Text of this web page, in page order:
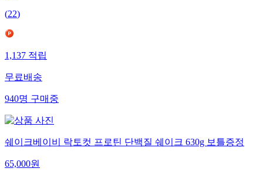
(22)
1,137 적립
무료배송
940명 구매중
쉐이크베이비 락토컷 프로틴 단백질 쉐이크 630g 보틀증정
65,000원